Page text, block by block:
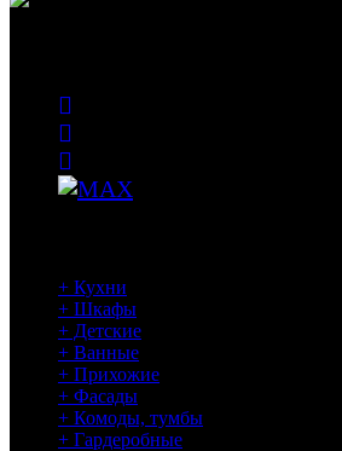
+ Кухни
+ Шкафы
+ Детские
+ Ванные
+ Прихожие
+ Фасады
+ Комоды, тумбы
+ Гардеробные